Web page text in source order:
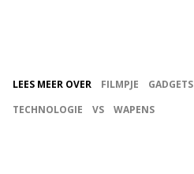
LEES MEER OVER FILMPJE GADGETS
TECHNOLOGIE
VS WAPENS